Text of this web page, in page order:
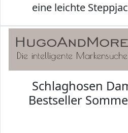
eine leichte
Schlaghosen
Bestseller